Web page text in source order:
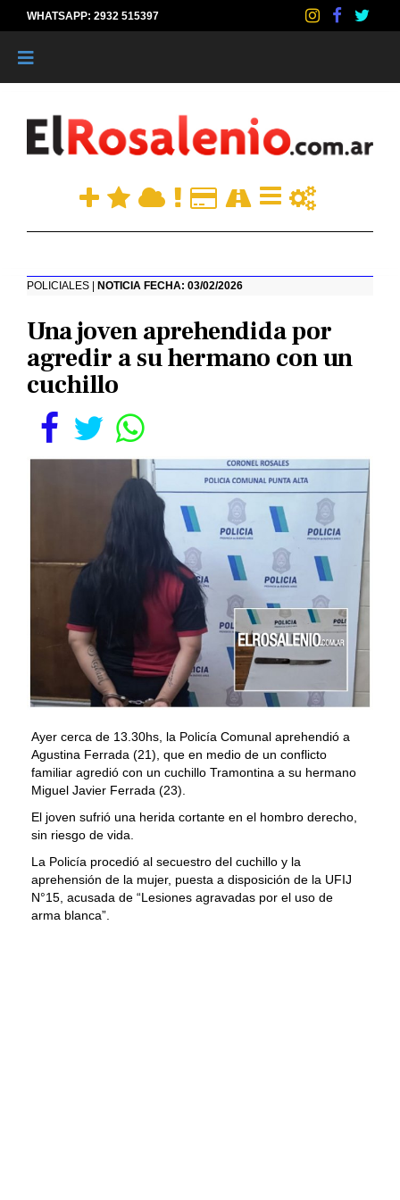
WHATSAPP: 2932 515397
POLICIALES | NOTICIA FECHA: 03/02/2026
Una joven aprehendida por
agredir a su hermano con un
cuchillo
Ayer cerca de 13.30hs, la Policía Comunal aprehendió a
Agustina Ferrada (21), que en medio de un conflicto
familiar agredió con un cuchillo Tramontina a su hermano
Miguel Javier Ferrada (23).
El joven sufrió una herida cortante en el hombro derecho,
sin riesgo de vida.
La Policía procedió al secuestro del cuchillo y la
aprehensión de la mujer, puesta a disposición de la UFIJ
N°15, acusada de “Lesiones agravadas por el uso de
arma blanca”.